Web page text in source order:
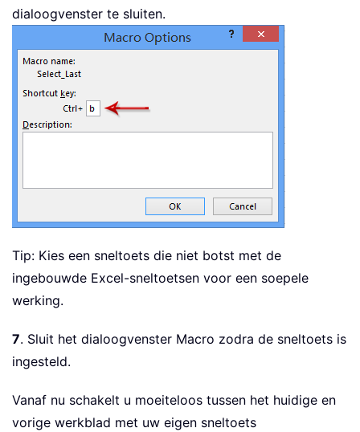
dialoogvenster te sluiten.
Tip: Kies een sneltoets die niet botst met de
ingebouwde Excel-sneltoetsen voor een soepele
werking.
7. Sluit het dialoogvenster Macro zodra de sneltoets is
ingesteld.
Vanaf nu schakelt u moeiteloos tussen het huidige en
vorige werkblad met uw eigen sneltoets